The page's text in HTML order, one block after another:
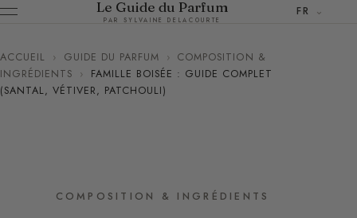
Le Guide du Parfum
PAR SYLVAINE DELACOURTE
FR
ACCUEIL › GUIDE DU PARFUM › COMPOSITION &
INGRÉDIENTS
›
FAMILLE BOISÉE : GUIDE COMPLET
(SANTAL, VÉTIVER, PATCHOULI)
COMPOSITION & INGRÉDIENTS